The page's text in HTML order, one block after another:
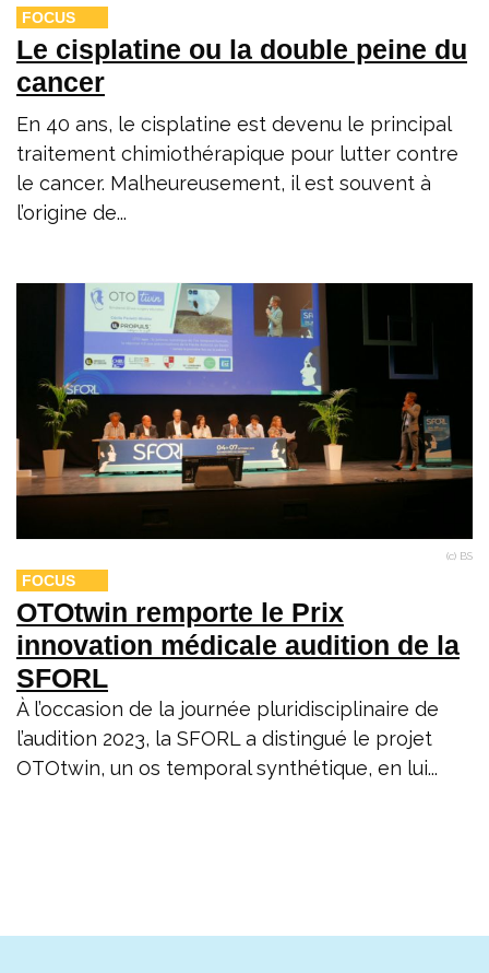
FOCUS
Le cisplatine ou la double peine du
cancer
En 40 ans, le cisplatine est devenu le principal
traitement chimiothérapique pour lutter contre
le cancer. Malheureusement, il est souvent à
l’origine de...
(c) BS
FOCUS
OTOtwin remporte le Prix
innovation médicale audition de la
SFORL
À l’occasion de la journée pluridisciplinaire de
l’audition 2023, la SFORL a distingué le projet
OTOtwin, un os temporal synthétique, en lui...